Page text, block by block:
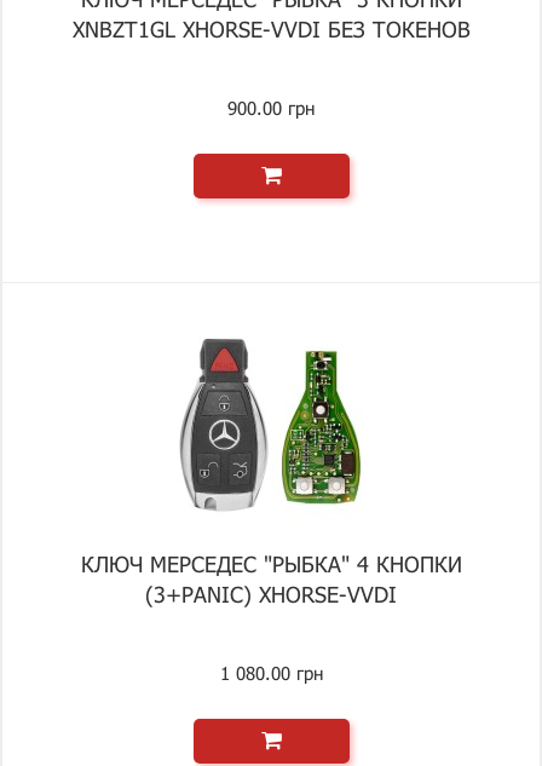
XNBZT1GL XHORSE-VVDI БЕЗ ТОКЕНОВ
900.00 грн
КЛЮЧ МЕРСЕДЕС "РЫБКА" 4 КНОПКИ
(3+PANIC) XHORSE-VVDI
1 080.00 грн